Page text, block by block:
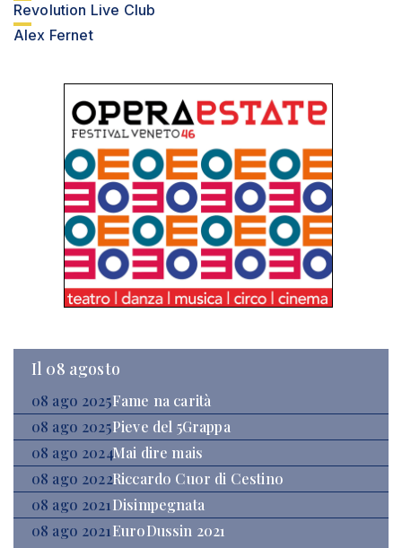
Revolution Live Club
Alex Fernet
Il 08 agosto
08 ago 2025Fame na carità
08 ago 2025Pieve del 5Grappa
08 ago 2024Mai dire mais
08 ago 2022Riccardo Cuor di Cestino
08 ago 2021Disimpegnata
08 ago 2021EuroDussin 2021